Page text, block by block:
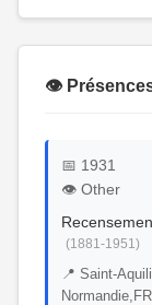
👁️
📅 1931
👁️ Other
(1881-1951)
📍 Saint-